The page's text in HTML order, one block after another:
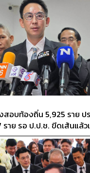
สอบท้องถิ่น 5,925 ราย ป
าย รอ ป.ป.ช. ขีดเส้นแล้ว